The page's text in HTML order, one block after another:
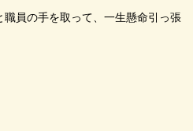
員の手を取って、一生懸命引っ張